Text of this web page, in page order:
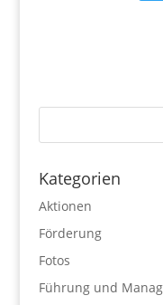
Kategorien
Aktionen
Förderung
Fotos
Führung und